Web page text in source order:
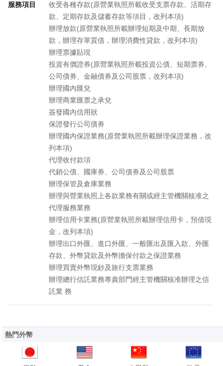
服務項目
收受各種存款(原營業執照所載收受支票存款、活期存
款、定期存款及儲蓄存款等項目，改列本項)
辦理放款(原營業執照所載辦理短期及中期、長期放
款，辦理存單質借，辦理消費性貸款，改列本項)
辦理票據貼現
投資有價證券(原營業執照所載投資公債、短期票券、
公司債券、金融債券及公司股票，改列本項)
辦理國內匯兌
辦理商業匯票之承兌
簽發國內信用狀
保證發行公司債券
辦理國內保證業務(原營業執照所載辦理保證業務，改
列本項)
代理收付款項
代銷公債、國庫券、公司債券及公司股票
辦理保管及倉庫業務
辦理與營業執照上各款業務有關或經主管機關核准之
代理服務業務
辦理信用卡業務(原營業執照所載辦理信用卡，預借現
金，改列本項)
辦理出口外匯、進口外匯、一般匯出及匯入款、外匯
存款、外幣貸款及外幣擔保付款之保證業務
辦理買賣外幣現鈔及旅行支票業務
辦理總行信託業務專責部門經主管機關核准辦理之信
託業 務
熱門外幣